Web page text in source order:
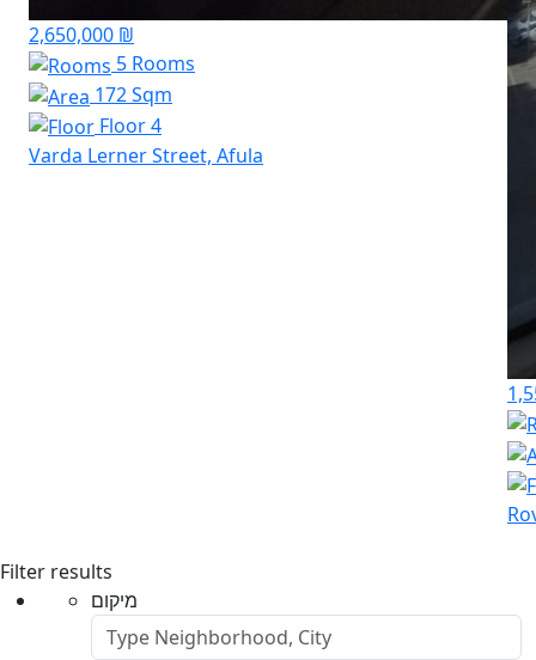
2,650,000 ₪
5 Rooms
172 Sqm
Floor 4
Varda Lerner Street, Afula
Filter results
מיקום